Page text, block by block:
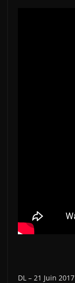
DL – 21 Juin 2017